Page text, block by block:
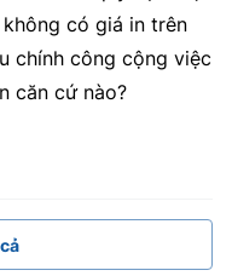
có giá in trên
chính công cộng việc
căn cứ nào?